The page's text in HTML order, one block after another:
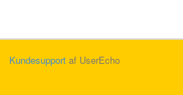
Kundesupportaf UserEcho